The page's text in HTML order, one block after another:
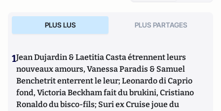
PLUS LUS PLUS PARTAGES
1Jean Dujardin & Laetitia Casta étrennent leurs
nouveaux amours, Vanessa Paradis & Samuel
Benchetrit enterrent le leur; Leonardo di Caprio
fond, Victoria Beckham fait du brukini, Cristiano
Ronaldo du bisco-fils; Suri ex Cruise joue du